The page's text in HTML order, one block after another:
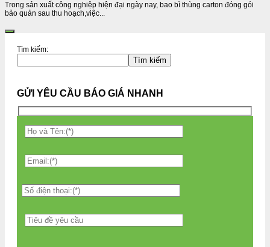
Trong sản xuất công nghiệp hiện đại ngày nay, bao bì thùng carton đóng gói
bảo quản sau thu hoạch,việc...
Tìm kiếm:
Tìm kiếm
GỬI YÊU CẦU BÁO GIÁ NHANH